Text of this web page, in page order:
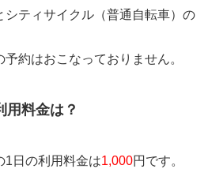
シティサイクル（普通自転車）の
約はおこなっておりません。
用料金は？
1日の利用料金は1,000円です。